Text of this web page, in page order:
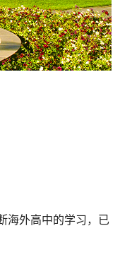
海外高中的学习，已